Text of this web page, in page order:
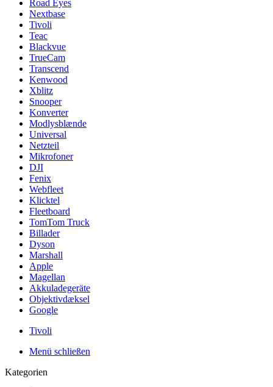
Road Eyes
Nextbase
Tivoli
Teac
Blackvue
TrueCam
Transcend
Kenwood
Xblitz
Snooper
Konverter
Modlysblænde
Universal
Netzteil
Mikrofoner
DJI
Fenix
Webfleet
Klicktel
Fleetboard
TomTom Truck
Billader
Dyson
Marshall
Apple
Magellan
Akkuladegeräte
Objektivdæksel
Google
Tivoli
Menü schließen
Kategorien